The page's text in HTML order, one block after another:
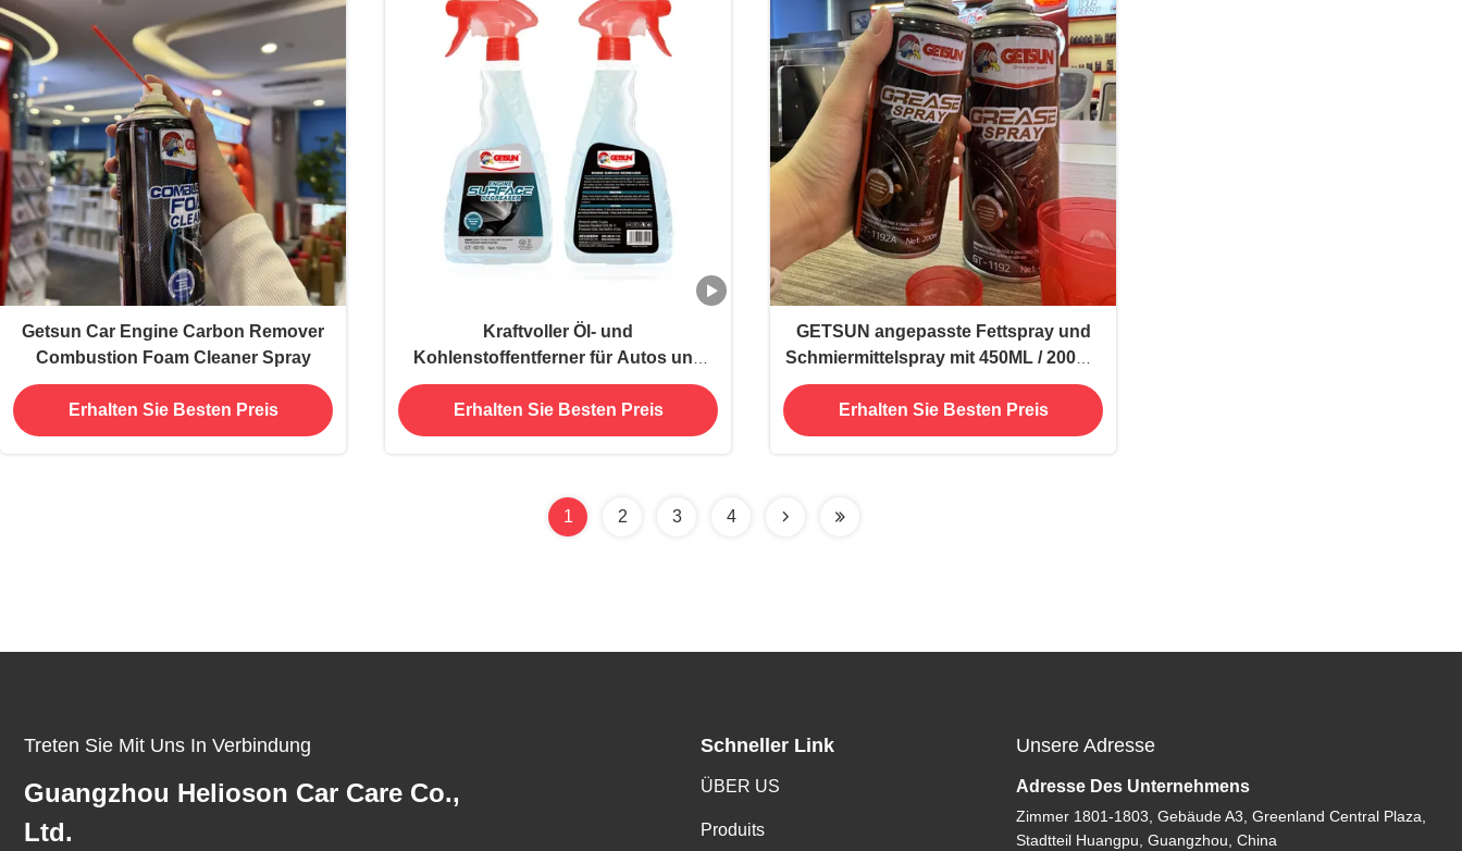
Getsun Car Engine Carbon Remover
Combustion Foam Cleaner Spray
Erhalten Sie Besten Preis
Kraftvoller Öl- und
Kohlenstoffentferner für Autos und
Motorräder
Erhalten Sie Besten Preis
GETSUN angepasste Fettspray und
Schmiermittelspray mit 450ML / 200ML
Volumen Aluminiummaterial und
ISO9001/MSDS zertifiziert
Erhalten Sie Besten Preis
1 2 3 4
Treten Sie Mit Uns In Verbindung
Guangzhou Helioson Car Care Co.,
Ltd.
Schneller Link
ÜBER US
Produits
Unsere Adresse
Adresse Des Unternehmens
Zimmer 1801-1803, Gebäude A3, Greenland Central Plaza,
Stadtteil Huangpu, Guangzhou, China